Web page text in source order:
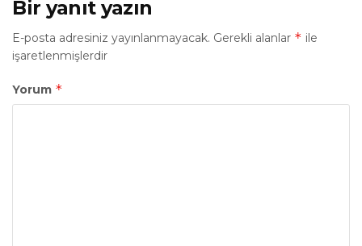
Bir yanıt yazın
E-posta adresiniz yayınlanmayacak. Gerekli alanlar * ile
işaretlenmişlerdir
Yorum *